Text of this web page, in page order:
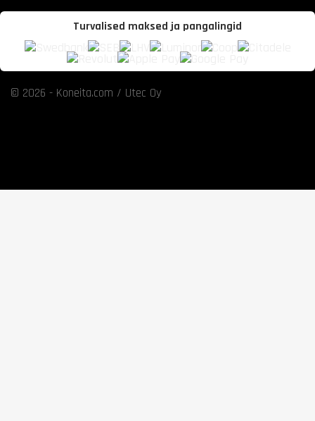
Turvalised maksed ja pangalingid
© 2026 - Koneita.com / Utec Oy